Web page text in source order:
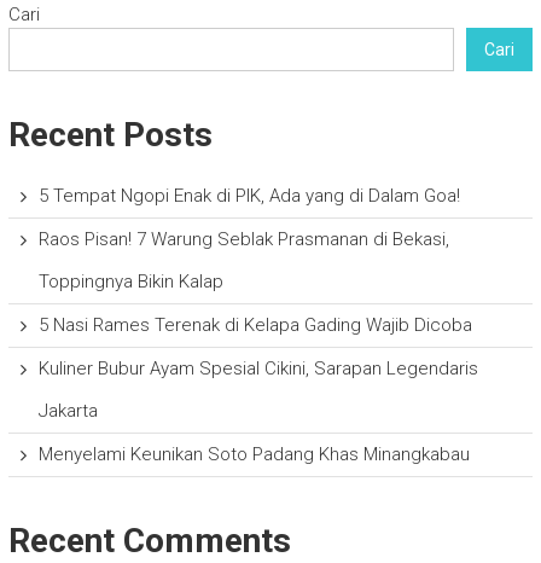
Cari
Cari
Recent Posts
5 Tempat Ngopi Enak di PIK, Ada yang di Dalam Goa!
Raos Pisan! 7 Warung Seblak Prasmanan di Bekasi,
Toppingnya Bikin Kalap
5 Nasi Rames Terenak di Kelapa Gading Wajib Dicoba
Kuliner Bubur Ayam Spesial Cikini, Sarapan Legendaris
Jakarta
Menyelami Keunikan Soto Padang Khas Minangkabau
Recent Comments